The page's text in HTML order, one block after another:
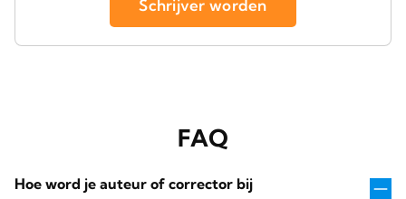
FAQ
Hoe word je auteur of corrector bij